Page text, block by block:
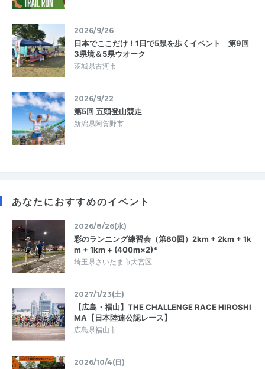
2026/9/26
日本でここだけ！1日で5県を歩くイベント 第9回
3県境＆5県ウオーク
茨城県古河市
2026/9/22
第5回 五頭登山競走
新潟県阿賀野市
あなたにおすすめのイベント
2026/8/26(水)
彩のランニング練習会（第80回）2km + 2km + 1k
m + 1km + (400m×2)*
埼玉県さいたま市大宮区
2027/1/23(土)
【広島・福山】THE CHALLENGE RACE HIROSHI
MA【日本陸連公認レース】
広島県福山市
2026/10/4(日)